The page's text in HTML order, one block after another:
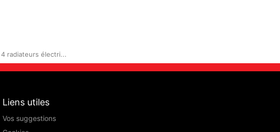
4 radiateurs électri...
Liens utiles
Vos suggestions